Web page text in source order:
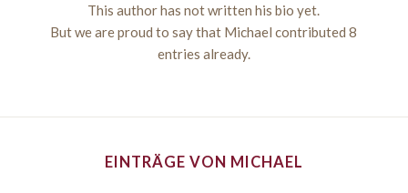
This author has not written his bio yet.
But we are proud to say that Michael contributed 8
entries already.
EINTRÄGE VON MICHAEL